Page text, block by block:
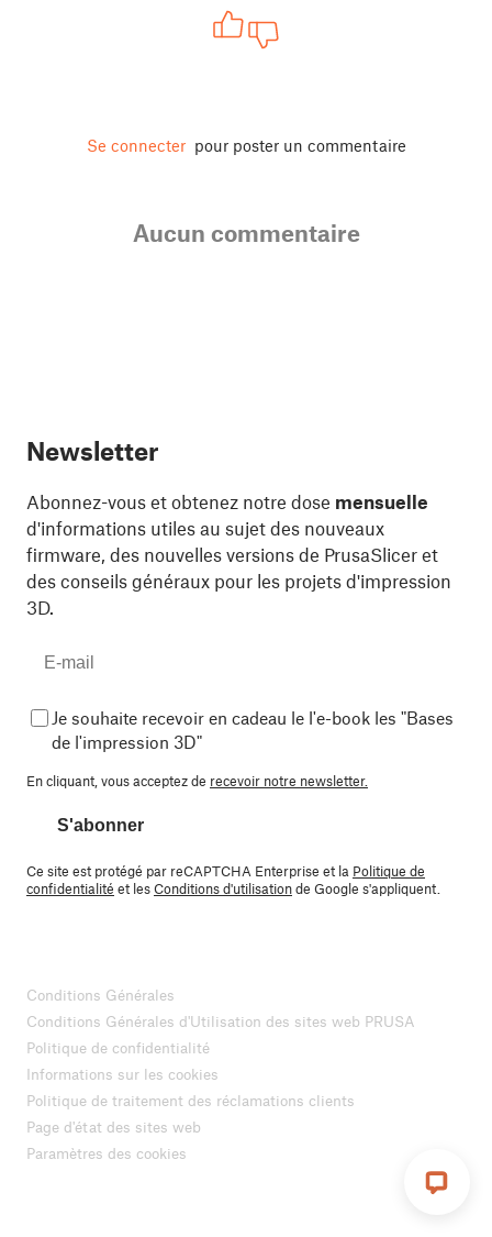
Se connecter pour poster un commentaire
Aucun commentaire
Newsletter
Abonnez-vous et obtenez notre dose mensuelle
d'informations utiles au sujet des nouveaux
firmware, des nouvelles versions de PrusaSlicer et
des conseils généraux pour les projets d'impression
3D.
Je souhaite recevoir en cadeau le l'e-book les "Bases
de l'impression 3D"
En cliquant, vous acceptez de recevoir notre newsletter.
S'abonner
Ce site est protégé par reCAPTCHA Enterprise et la Politique de
confidentialité et lesConditions d'utilisationde Google s'appliquent.
Conditions Générales
Conditions Générales d'Utilisation des sites web PRUSA
Politique de confidentialité
Informations sur les cookies
Politique de traitement des réclamations clients
Page d'état des sites web
Paramètres des cookies